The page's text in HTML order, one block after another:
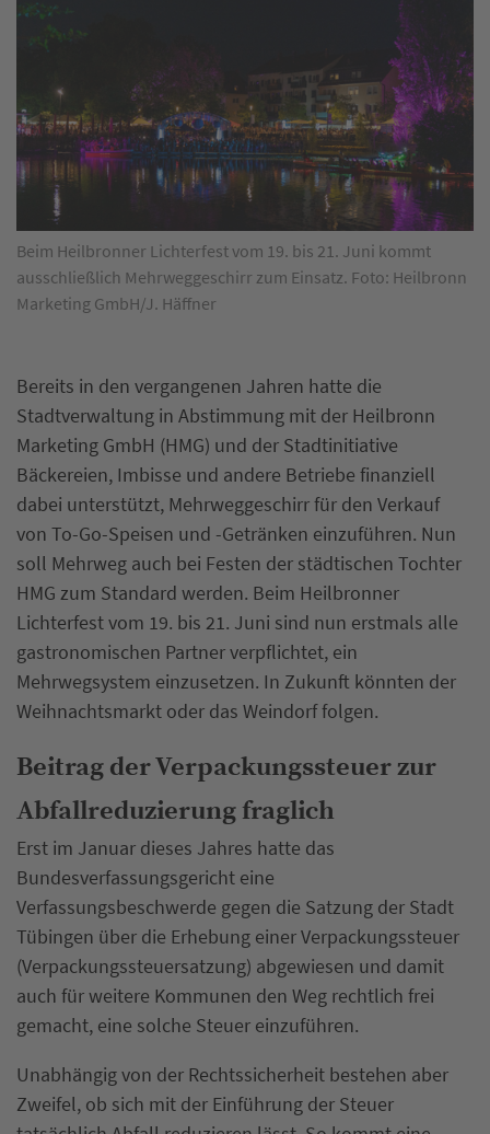
Beim Heilbronner Lichterfest vom 19. bis 21. Juni kommt
ausschließlich Mehrweggeschirr zum Einsatz. Foto: Heilbronn
Marketing GmbH/J. Häffner
Bereits in den vergangenen Jahren hatte die
Stadtverwaltung in Abstimmung mit der Heilbronn
Marketing GmbH (HMG) und der Stadtinitiative
Bäckereien, Imbisse und andere Betriebe finanziell
dabei unterstützt, Mehrweggeschirr für den Verkauf
von To-Go-Speisen und -Getränken einzuführen. Nun
soll Mehrweg auch bei Festen der städtischen Tochter
HMG zum Standard werden. Beim Heilbronner
Lichterfest vom 19. bis 21. Juni sind nun erstmals alle
gastronomischen Partner verpflichtet, ein
Mehrwegsystem einzusetzen. In Zukunft könnten der
Weihnachtsmarkt oder das Weindorf folgen.
Beitrag der Verpackungssteuer zur
Abfallreduzierung fraglich
Erst im Januar dieses Jahres hatte das
Bundesverfassungsgericht eine
Verfassungsbeschwerde gegen die Satzung der Stadt
Tübingen über die Erhebung einer Verpackungssteuer
(Verpackungssteuersatzung) abgewiesen und damit
auch für weitere Kommunen den Weg rechtlich frei
gemacht, eine solche Steuer einzuführen.
Unabhängig von der Rechtssicherheit bestehen aber
Zweifel, ob sich mit der Einführung der Steuer